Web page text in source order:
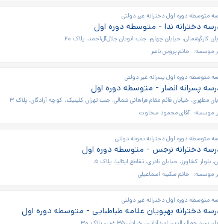
متوسطه دوره اول دخترانه غیر دولتی
دخترانه ندا - متوسطه دوره اول
کارگرشمالی، خیابان چهارم، جنب اتوبان جلال‌آل‌احمد، پلاک ۲۰
موسسه: خانم پروین ناصر
متوسطه دوره اول پسرانه غیر دولتی
پسرانه انصار - متوسطه دوره اول
مطهری، خیابان قائم مقام فراهانی شمالی، جنب تهران کلینیک، کوچه آزادگان، پلاک ۳
موسسه: آقای محمود سخاوت
متوسطه دوره اول دخترانه نمونه دولتی
دخترانه نرجس - متوسطه دوره اول
بلوار کشاورز، خیابان نادری، تقاطع ایتالیا، پلاک ۵
موسسه: خانم سکینه اسماعیلی
متوسطه دوره اول دخترانه غیر دولتی
دخترانه بهپویان علامه طباطبایی - متوسطه دوره اول